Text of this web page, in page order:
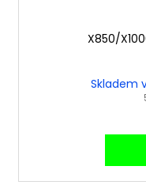
X850/
Skladem